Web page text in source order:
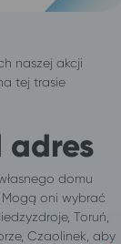
naszej akcji
tej trasie
adres
domu
Mogą oni wybrać
Toruń,
Czaolinek, aby